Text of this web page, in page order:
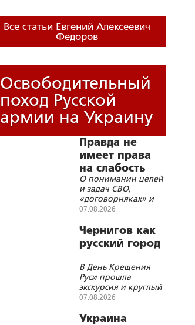
Все статьи Евгений Алексеевич
Федоров
Освободительный
поход Русской
армии на Украину
Правда не
имеет права
на слабость
О понимании целей
и задач СВО,
«договорняках» и
будущем мире
07.08.2026
Чернигов как
русский город
В День Крещения
Руси прошла
экскурсия и круглый
стол Института стран
07.08.2026
Украина